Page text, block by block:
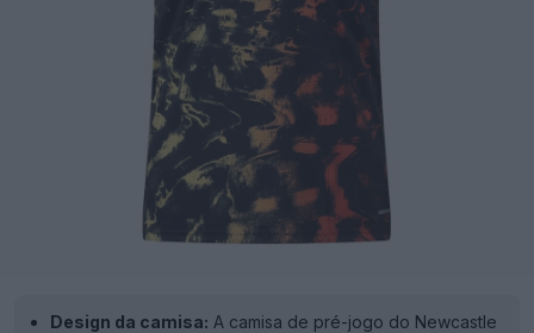
Design da camisa: A camisa de pré-jogo do Newcastle